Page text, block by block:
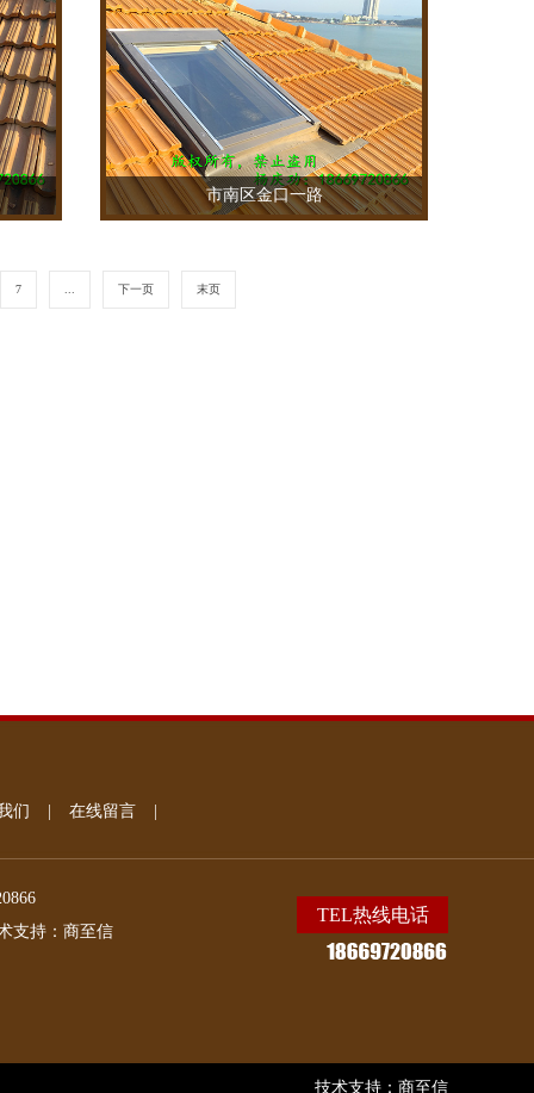
市南区金口一路
7 下一页 末页
们 在线留言
支持： 商至信
TEL热线电话
技术支持： 商至信